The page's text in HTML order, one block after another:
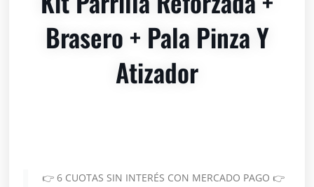
Brasero + Pala Pinza Y
Atizador
👉 6 CUOTAS SIN INTERÉS CON MERCADO PAGO 👉